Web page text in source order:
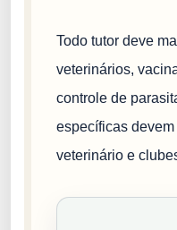
Todo tutor deve
veterinários,
controle de
específicas
veterinário e